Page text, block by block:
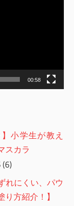
00:58
小学生が教え
スカラ
(6)
れにくい、パウ
り方紹介！】